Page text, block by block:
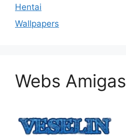
Hentai
Wallpapers
Webs Amigas